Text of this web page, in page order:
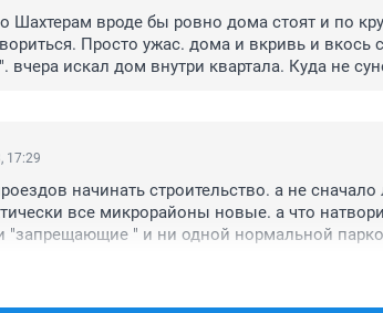
Шахтерам вроде бы ровно дома стоят и по
Просто ужас. дома и вкривь и вкось
вчера искал дом внутри квартала. Куда не
СДС) Сами по себе успевают "забить "
квартир а на остальное им наплевать.
17:29
начинать строительство. а не
все микрорайоны новые. а что
"запрещающие " и ни одной нормальной